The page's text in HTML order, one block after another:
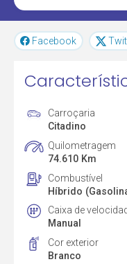
Facebook
Carroçaria
Citadino
Quilometragem
74.610 Km
Combustível
Híbrido
Caixa de
Manual
Cor exterior
Branco